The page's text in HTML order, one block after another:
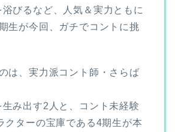
びるなど、人気＆実力ともに
生が今回、ガチでコントに挑
は、実力派コント師・さらば
み出す2人と、コント未経験
クターの宝庫である4期生が本